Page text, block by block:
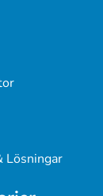
Lösningar